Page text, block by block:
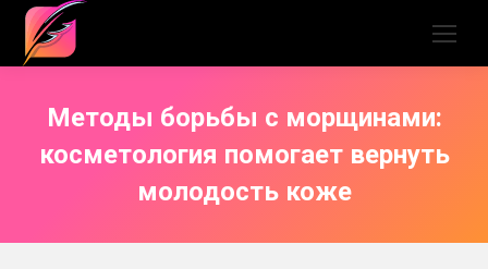
Методы борьбы с морщинами:
косметология помогает вернуть
молодость коже